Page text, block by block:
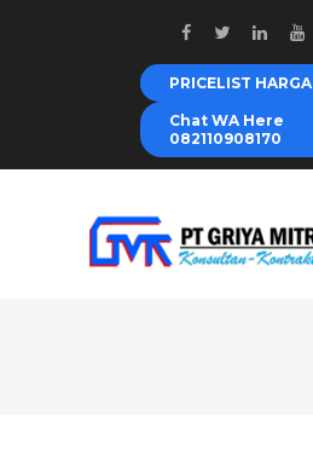
PRICELIST HARGA
Chat WA Here
082110908170